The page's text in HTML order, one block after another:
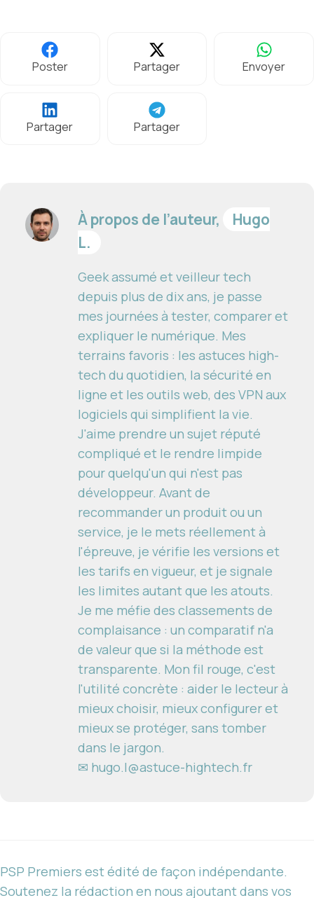
Poster Partager Envoyer
Partager Partager
À propos de l’auteur,
Hugo
L.
Geek assumé et veilleur tech
depuis plus de dix ans, je passe
mes journées à tester, comparer et
expliquer le numérique. Mes
terrains favoris : les astuces high-
tech du quotidien, la sécurité en
ligne et les outils web, des VPN aux
logiciels qui simplifient la vie.
J'aime prendre un sujet réputé
compliqué et le rendre limpide
pour quelqu'un qui n'est pas
développeur. Avant de
recommander un produit ou un
service, je le mets réellement à
l'épreuve, je vérifie les versions et
les tarifs en vigueur, et je signale
les limites autant que les atouts.
Je me méfie des classements de
complaisance : un comparatif n'a
de valeur que si la méthode est
transparente. Mon fil rouge, c'est
l'utilité concrète : aider le lecteur à
mieux choisir, mieux configurer et
mieux se protéger, sans tomber
dans le jargon.
✉ hugo.l@astuce-hightech.fr
PSP Premiers est édité de façon indépendante.
Soutenez la rédaction en nous ajoutant dans vos